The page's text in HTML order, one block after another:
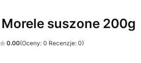
suszone 200g
0.00(Oceny: 0 Recenzje: 0)